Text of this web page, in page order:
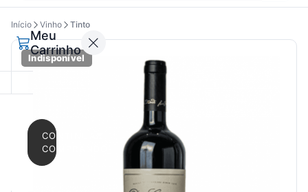
Meu
Carrinho
CONTINUAR
COMPRANDO
Início Vinho Tinto
Indisponível